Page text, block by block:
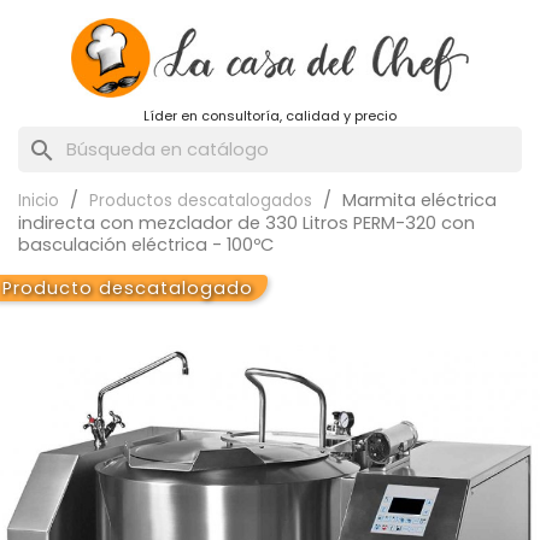
Líder en consultoría, calidad y precio
search
Inicio Productos descatalogados
Marmita eléctrica
indirecta con mezclador de 330 Litros PERM-320 con
basculación eléctrica - 100ºC
Producto descatalogado